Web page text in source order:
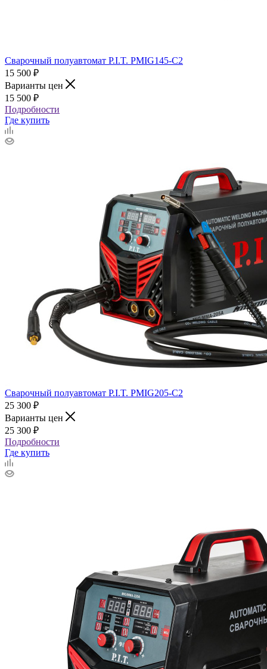
Сварочный полуавтомат P.I.T. PMIG145-С2
15 500 ₽
Варианты цен
15 500 ₽
Подробности
Где купить
Сварочный полуавтомат P.I.T. PMIG205-С2
25 300 ₽
Варианты цен
25 300 ₽
Подробности
Где купить